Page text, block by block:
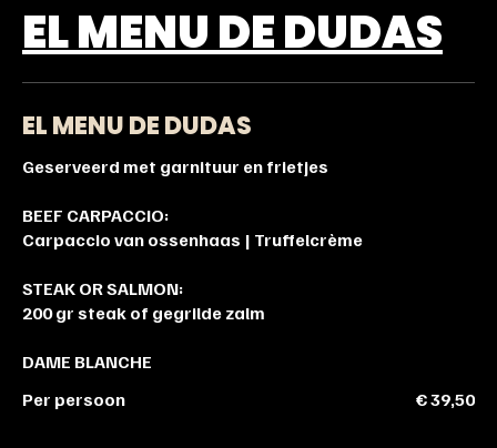
EL MENU DE DUDAS
EL MENU DE DUDAS
Geserveerd met garnituur en frietjes
BEEF CARPACCIO:
Carpaccio van ossenhaas | Truffelcrème
STEAK OR SALMON:
200 gr steak of gegrilde zalm
DAME BLANCHE
Per persoon
€ 39,50